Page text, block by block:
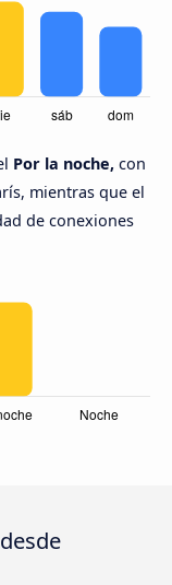
Por la noche, con
mientras que el
de conexiones